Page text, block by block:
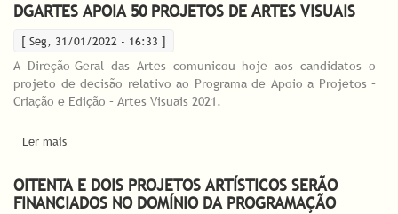
DGARTES APOIA 50 PROJETOS DE ARTES VISUAIS
[ Seg, 31/01/2022 - 16:33 ]
A Direção-Geral das Artes comunicou hoje aos candidatos o
projeto de decisão relativo ao Programa de Apoio a Projetos –
Criação e Edição – Artes Visuais 2021.
Ler mais
OITENTA E DOIS PROJETOS ARTÍSTICOS SERÃO
FINANCIADOS NO DOMÍNIO DA PROGRAMAÇÃO